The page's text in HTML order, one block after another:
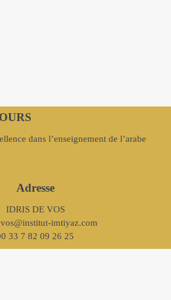
dans l’enseignement de l’arabe
Adresse
IDRIS DE VOS
imtiyaz.com
33 7 82 09 26 25